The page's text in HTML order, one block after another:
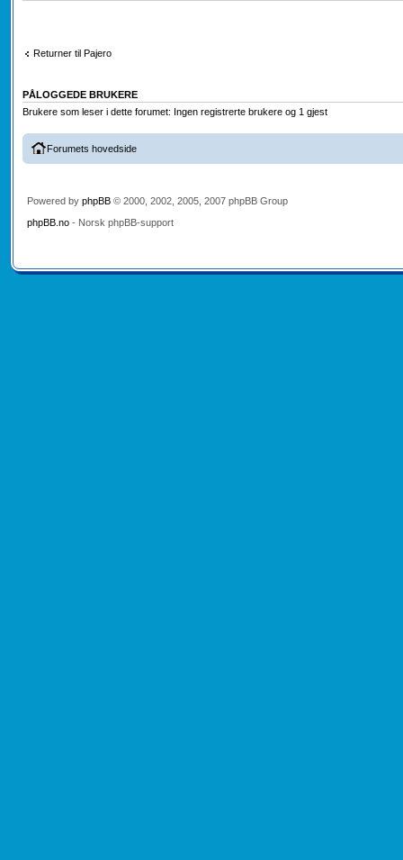
Returner til Pajero
PÅLOGGEDE BRUKERE
Brukere som leser i dette forumet: Ingen registrerte brukere og 1 gjest
Forumets hovedside
Powered by phpBB© 2000, 2002, 2005, 2007 phpBB Group
phpBB.no- Norsk phpBB-support